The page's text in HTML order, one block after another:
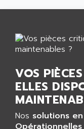
RECTIVAR
plc5
SLC 500
FLEX I/O
AGTATAC
AGTATEC
AHEAD
AHLBERG
AIP
AIR
VOS
ELLES
Nos solutions
Opérationnelles